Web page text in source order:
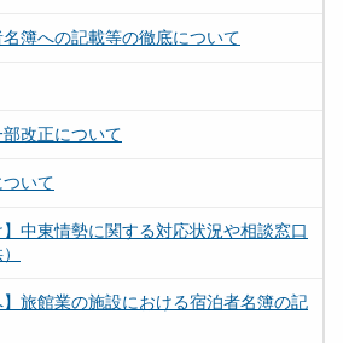
簿への記載等の徹底について
改正について
いて
】中東情勢に関する対応状況や相談窓口
】旅館業の施設における宿泊者名簿の記